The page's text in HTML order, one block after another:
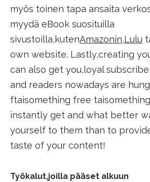
myös toinen tapa ansaita
myydä eBook suosituilla
sivustoilla,kutenAmazonin,Lulu
own website. Lastly,creating
can also get you,loyal
and readers nowadays are
ftaisomething free
instantly get and what better
yourself to them than to
taste of your content!
Työkalut,joilla pääset alkuun